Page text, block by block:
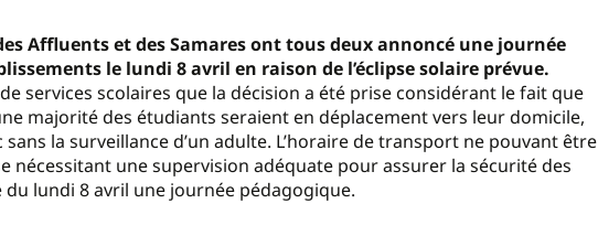
Affluents et des Samares ont tous deux annoncé une journée
le lundi 8 avril en raison de l’éclipse solaire prévue.
services scolaires que la décision a été prise considérant le fait que
majorité des étudiants seraient en déplacement vers leur domicile,
la surveillance d’un adulte. L’horaire de transport ne pouvant être
nécessitant une supervision adéquate pour assurer la sécurité des
lundi 8 avril une journée pédagogique.